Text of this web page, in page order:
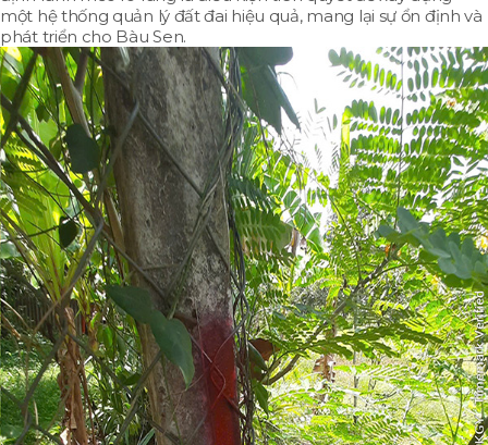
một hệ thống quản lý đất đai hiệu quả, mang lại sự ổn định và
phát triển cho Bàu Sen.